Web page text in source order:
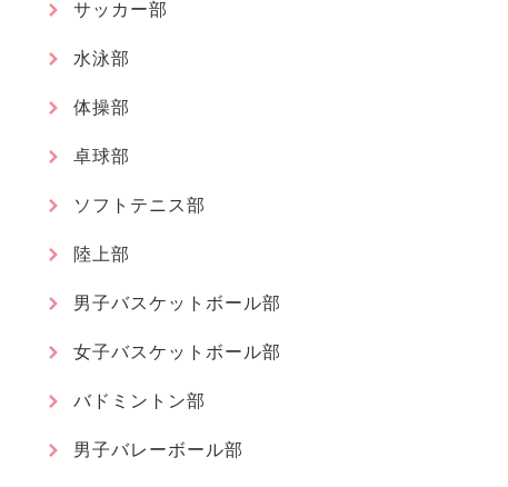
サッカー部
水泳部
体操部
卓球部
ソフトテニス部
陸上部
男子バスケットボール部
女子バスケットボール部
バドミントン部
男子バレーボール部